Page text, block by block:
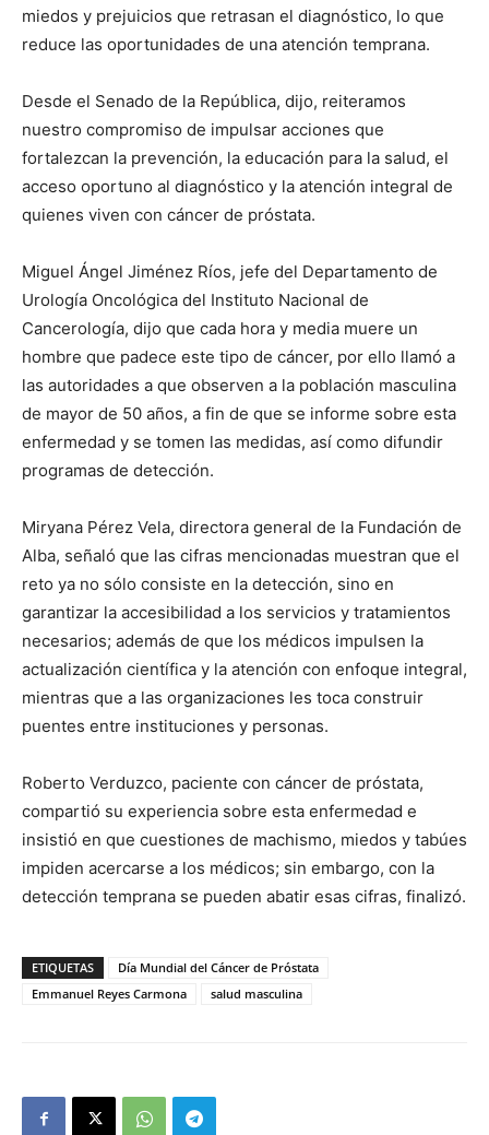
miedos y prejuicios que retrasan el diagnóstico, lo que
reduce las oportunidades de una atención temprana.
Desde el Senado de la República, dijo, reiteramos
nuestro compromiso de impulsar acciones que
fortalezcan la prevención, la educación para la salud, el
acceso oportuno al diagnóstico y la atención integral de
quienes viven con cáncer de próstata.
Miguel Ángel Jiménez Ríos, jefe del Departamento de
Urología Oncológica del Instituto Nacional de
Cancerología, dijo que cada hora y media muere un
hombre que padece este tipo de cáncer, por ello llamó a
las autoridades a que observen a la población masculina
de mayor de 50 años, a fin de que se informe sobre esta
enfermedad y se tomen las medidas, así como difundir
programas de detección.
Miryana Pérez Vela, directora general de la Fundación de
Alba, señaló que las cifras mencionadas muestran que el
reto ya no sólo consiste en la detección, sino en
garantizar la accesibilidad a los servicios y tratamientos
necesarios; además de que los médicos impulsen la
actualización científica y la atención con enfoque integral,
mientras que a las organizaciones les toca construir
puentes entre instituciones y personas.
Roberto Verduzco, paciente con cáncer de próstata,
compartió su experiencia sobre esta enfermedad e
insistió en que cuestiones de machismo, miedos y tabúes
impiden acercarse a los médicos; sin embargo, con la
detección temprana se pueden abatir esas cifras, finalizó.
ETIQUETAS
Día Mundial del Cáncer de Próstata
Emmanuel Reyes Carmona
salud masculina